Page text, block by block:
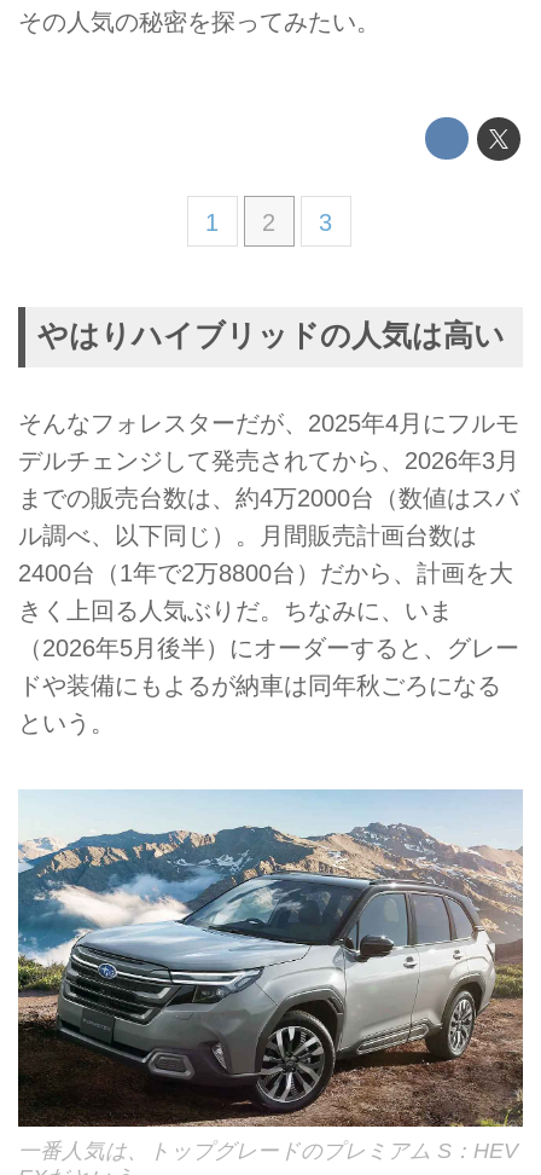
その人気の秘密を探ってみたい。
1 2 3
やはりハイブリッドの人気は高い
そんなフォレスターだが、2025年4月にフルモ
デルチェンジして発売されてから、2026年3月
までの販売台数は、約4万2000台（数値はスバ
ル調べ、以下同じ）。月間販売計画台数は
2400台（1年で2万8800台）だから、計画を大
きく上回る人気ぶりだ。ちなみに、いま
（2026年5月後半）にオーダーすると、グレー
ドや装備にもよるが納車は同年秋ごろになる
という。
一番人気は、トップグレードのプレミアム S：HEV